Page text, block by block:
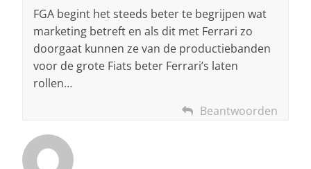
FGA begint het steeds beter te begrijpen wat
marketing betreft en als dit met Ferrari zo
doorgaat kunnen ze van de productiebanden
voor de grote Fiats beter Ferrari’s laten
rollen…
Beantwoorden